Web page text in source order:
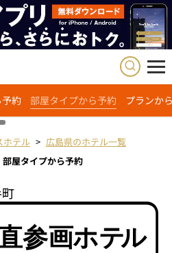
約 部屋タイプから予約 プランか
ホテル
広島県のホテル一覧
部屋タイプから予約